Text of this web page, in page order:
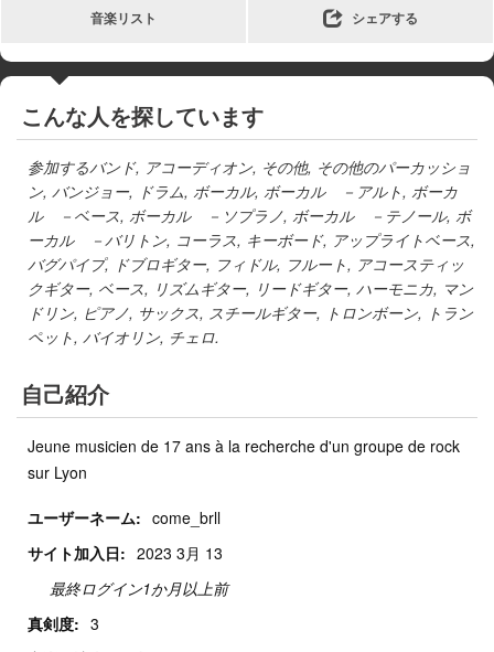
音楽リスト シェアする
こんな人を探しています
参加するバンド, アコーディオン, その他, その他のパーカッショ
ン, バンジョー, ドラム, ボーカル, ボーカル －アルト, ボーカ
ル －ベース, ボーカル －ソプラノ, ボーカル －テノール, ボ
ーカル －バリトン, コーラス, キーボード, アップライトベース,
バグパイプ, ドブロギター, フィドル, フルート, アコースティッ
クギター, ベース, リズムギター, リードギター, ハーモニカ, マン
ドリン, ピアノ, サックス, スチールギター, トロンボーン, トラン
ペット, バイオリン, チェロ.
自己紹介
Jeune musicien de 17 ans à la recherche d'un groupe de rock
sur Lyon
ユーザーネーム: come_brll
サイト加入日: 2023 3月 13
最終ログイン1か月以上前
真剣度: 3